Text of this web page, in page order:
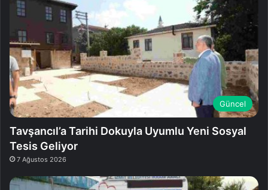
Güncel
Tavşancıl’a Tarihi Dokuyla Uyumlu Yeni Sosyal
Tesis Geliyor
7 Ağustos 2026